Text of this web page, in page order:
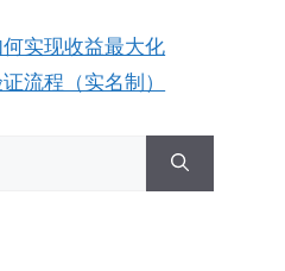
实现收益最大化
流程（实名制）